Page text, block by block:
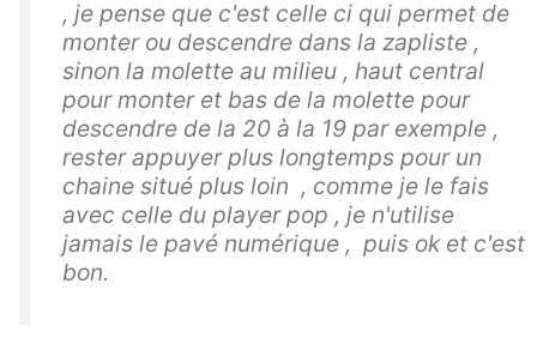
, je pense que c'est celle ci qui permet de
monter ou descendre dans la zapliste ,
sinon la molette au milieu , haut central
pour monter et bas de la molette pour
descendre de la 20 à la 19 par exemple ,
rester appuyer plus longtemps pour un
chaine situé plus loin , comme je le fais
avec celle du player pop , je n'utilise
jamais le pavé numérique , puis ok et c'est
bon.